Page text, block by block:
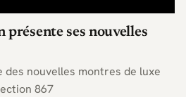
ses nouvelles
des nouvelles montres de luxe
867